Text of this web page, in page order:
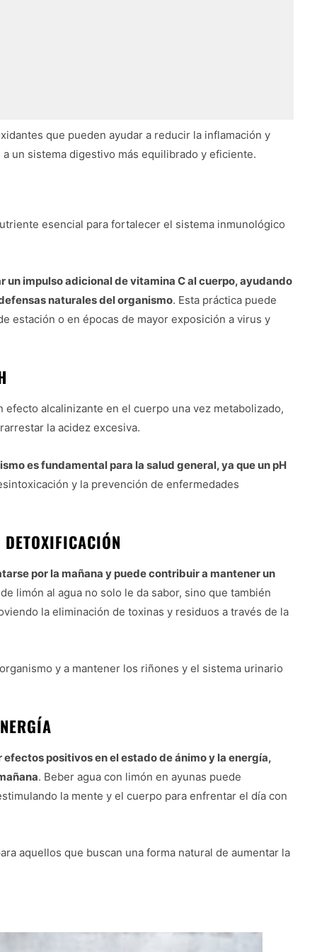
que pueden ayudar a reducir la inflamación y
un sistema digestivo más equilibrado y eficiente.
esencial para fortalecer el sistema inmunológico
un impulso adicional de vitamina C al cuerpo, ayudando
naturales del organismo. Esta práctica puede
estación o en épocas de mayor exposición a virus y
alcalinizante en el cuerpo una vez metabolizado,
la acidez excesiva.
es fundamental para la salud general, ya que un pH
y la prevención de enfermedades
por la mañana y puede contribuir a mantener un
limón al agua no solo le da sabor, sino que también
la eliminación de toxinas y residuos a través de la
y a mantener los riñones y el sistema urinario
positivos en el estado de ánimo y la energía,
. Beber agua con limón en ayunas puede
la mente y el cuerpo para enfrentar el día con
aquellos que buscan una forma natural de aumentar la